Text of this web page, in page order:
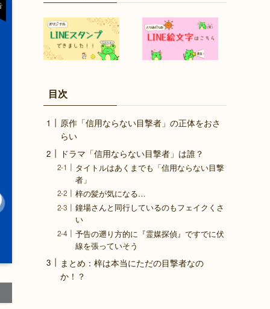
目次
原作「信用ならない目撃者」の正体をおさ
らい
ドラマ「信用ならない目撃者」は誰？
タイトルはあくまでも「信用ならない目撃
者」
梓の髪が気になる…
鐘場さんと同行しているのもフェイクくさ
い
予告の遡り方的に『霊媒探偵』ですでに伏
線を張っていそう
まとめ：梓は本当にただの目撃者なの
か！？